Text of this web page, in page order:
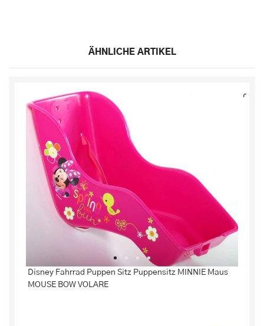
ÄHNLICHE ARTIKEL
Disney Fahrrad Puppen Sitz Puppensitz MINNIE Maus
MOUSE BOW VOLARE